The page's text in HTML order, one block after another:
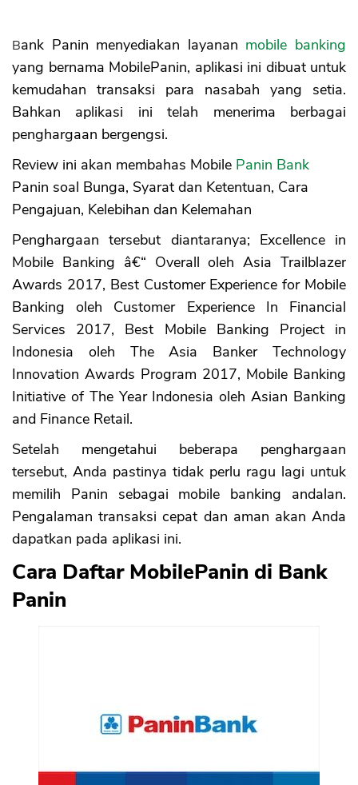
Bank Panin menyediakan layanan mobile banking
yang bernama MobilePanin, aplikasi ini dibuat untuk
kemudahan transaksi para nasabah yang setia.
Bahkan aplikasi ini telah menerima berbagai
penghargaan bergengsi.
Review ini akan membahas Mobile Panin Bank
Panin soal Bunga, Syarat dan Ketentuan, Cara
Pengajuan, Kelebihan dan Kelemahan
Penghargaan tersebut diantaranya; Excellence in
Mobile Banking â€“ Overall oleh Asia Trailblazer
Awards 2017, Best Customer Experience for Mobile
Banking oleh Customer Experience In Financial
Services 2017, Best Mobile Banking Project in
Indonesia oleh The Asia Banker Technology
Innovation Awards Program 2017, Mobile Banking
Initiative of The Year Indonesia oleh Asian Banking
and Finance Retail.
Setelah mengetahui beberapa penghargaan
tersebut, Anda pastinya tidak perlu ragu lagi untuk
memilih Panin sebagai mobile banking andalan.
Pengalaman transaksi cepat dan aman akan Anda
dapatkan pada aplikasi ini.
Cara Daftar MobilePanin di Bank
Panin